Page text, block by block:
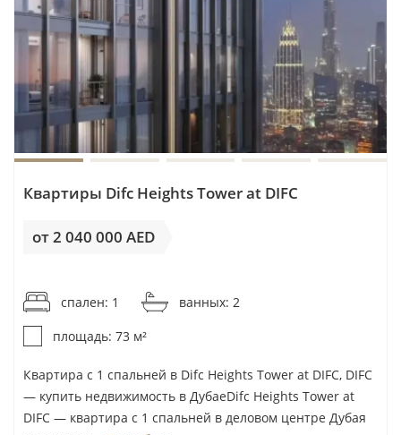
Квартиры Difc Heights Tower at DIFC
от 2 040 000 AED
спален: 1
ванных: 2
площадь: 73 м²
Квартира с 1 спальней в Difc Heights Tower at DIFC, DIFC
— купить недвижимость в ДубаеDifc Heights Tower at
DIFC — квартира с 1 спальней в деловом центре Дубая